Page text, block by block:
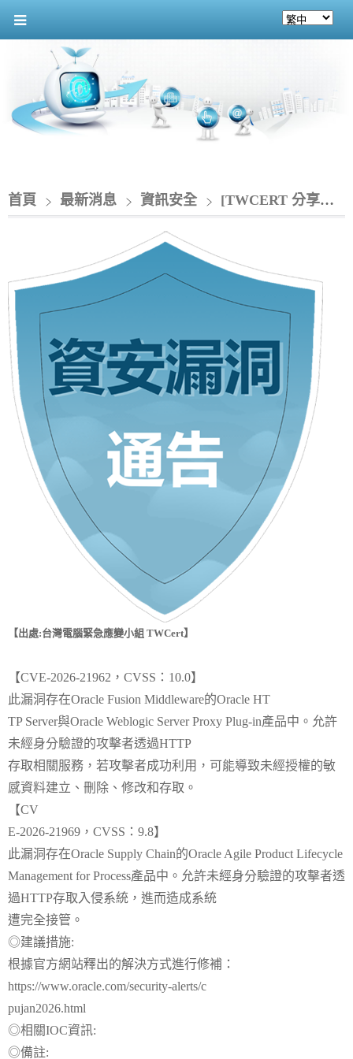
首頁 最新消息 資訊安全 [TWCERT 分享資安情資]_Oracle針對旗下多款產品發布重大資安公告
【出處:台灣電腦緊急應變小組 TWCert】
【CVE-2026-21962，CVSS：10.0】
此漏洞存在Oracle Fusion Middleware的Oracle HT
TP Server與Oracle Weblogic Server Proxy Plug-in產品中。允許
未經身分驗證的攻擊者透過HTTP
存取相關服務，若攻擊者成功利用，可能導致未經授權的敏
感資料建立、刪除、修改和存取。
【CV
E-2026-21969，CVSS：9.8】
此漏洞存在Oracle Supply Chain的Oracle Agile Product Lifecycle
Management for Process產品中。允許未經身分驗證的攻擊者透
過HTTP存取入侵系統，進而造成系統
遭完全接管。
◎建議措施:
根據官方網站釋出的解決方式進行修補：
https://www.oracle.com/security-alerts/c
pujan2026.html
◎相關IOC資訊:
◎備註: